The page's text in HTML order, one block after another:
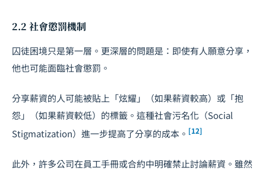
2.2 社會懲罰機制
囚徒困境只是第一層。更深層的問題是：即使有人願意分享，
他也可能面臨社會懲罰。
分享薪資的人可能被貼上「炫耀」（如果薪資較高）或「抱
怨」（如果薪資較低）的標籤。這種社會污名化（Social
Stigmatization）進一步提高了分享的成本。 [12]
此外，許多公司在員工手冊或合約中明確禁止討論薪資。雖然